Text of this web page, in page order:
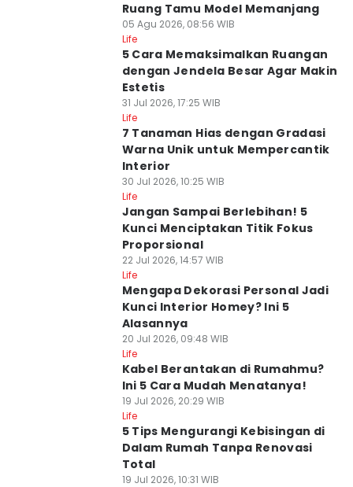
Ruang Tamu Model Memanjang
05 Agu 2026, 08:56 WIB
Life
5 Cara Memaksimalkan Ruangan
dengan Jendela Besar Agar Makin
Estetis
31 Jul 2026, 17:25 WIB
Life
7 Tanaman Hias dengan Gradasi
Warna Unik untuk Mempercantik
Interior
30 Jul 2026, 10:25 WIB
Life
Jangan Sampai Berlebihan! 5
Kunci Menciptakan Titik Fokus
Proporsional
22 Jul 2026, 14:57 WIB
Life
Mengapa Dekorasi Personal Jadi
Kunci Interior Homey? Ini 5
Alasannya
20 Jul 2026, 09:48 WIB
Life
Kabel Berantakan di Rumahmu?
Ini 5 Cara Mudah Menatanya!
19 Jul 2026, 20:29 WIB
Life
5 Tips Mengurangi Kebisingan di
Dalam Rumah Tanpa Renovasi
Total
19 Jul 2026, 10:31 WIB